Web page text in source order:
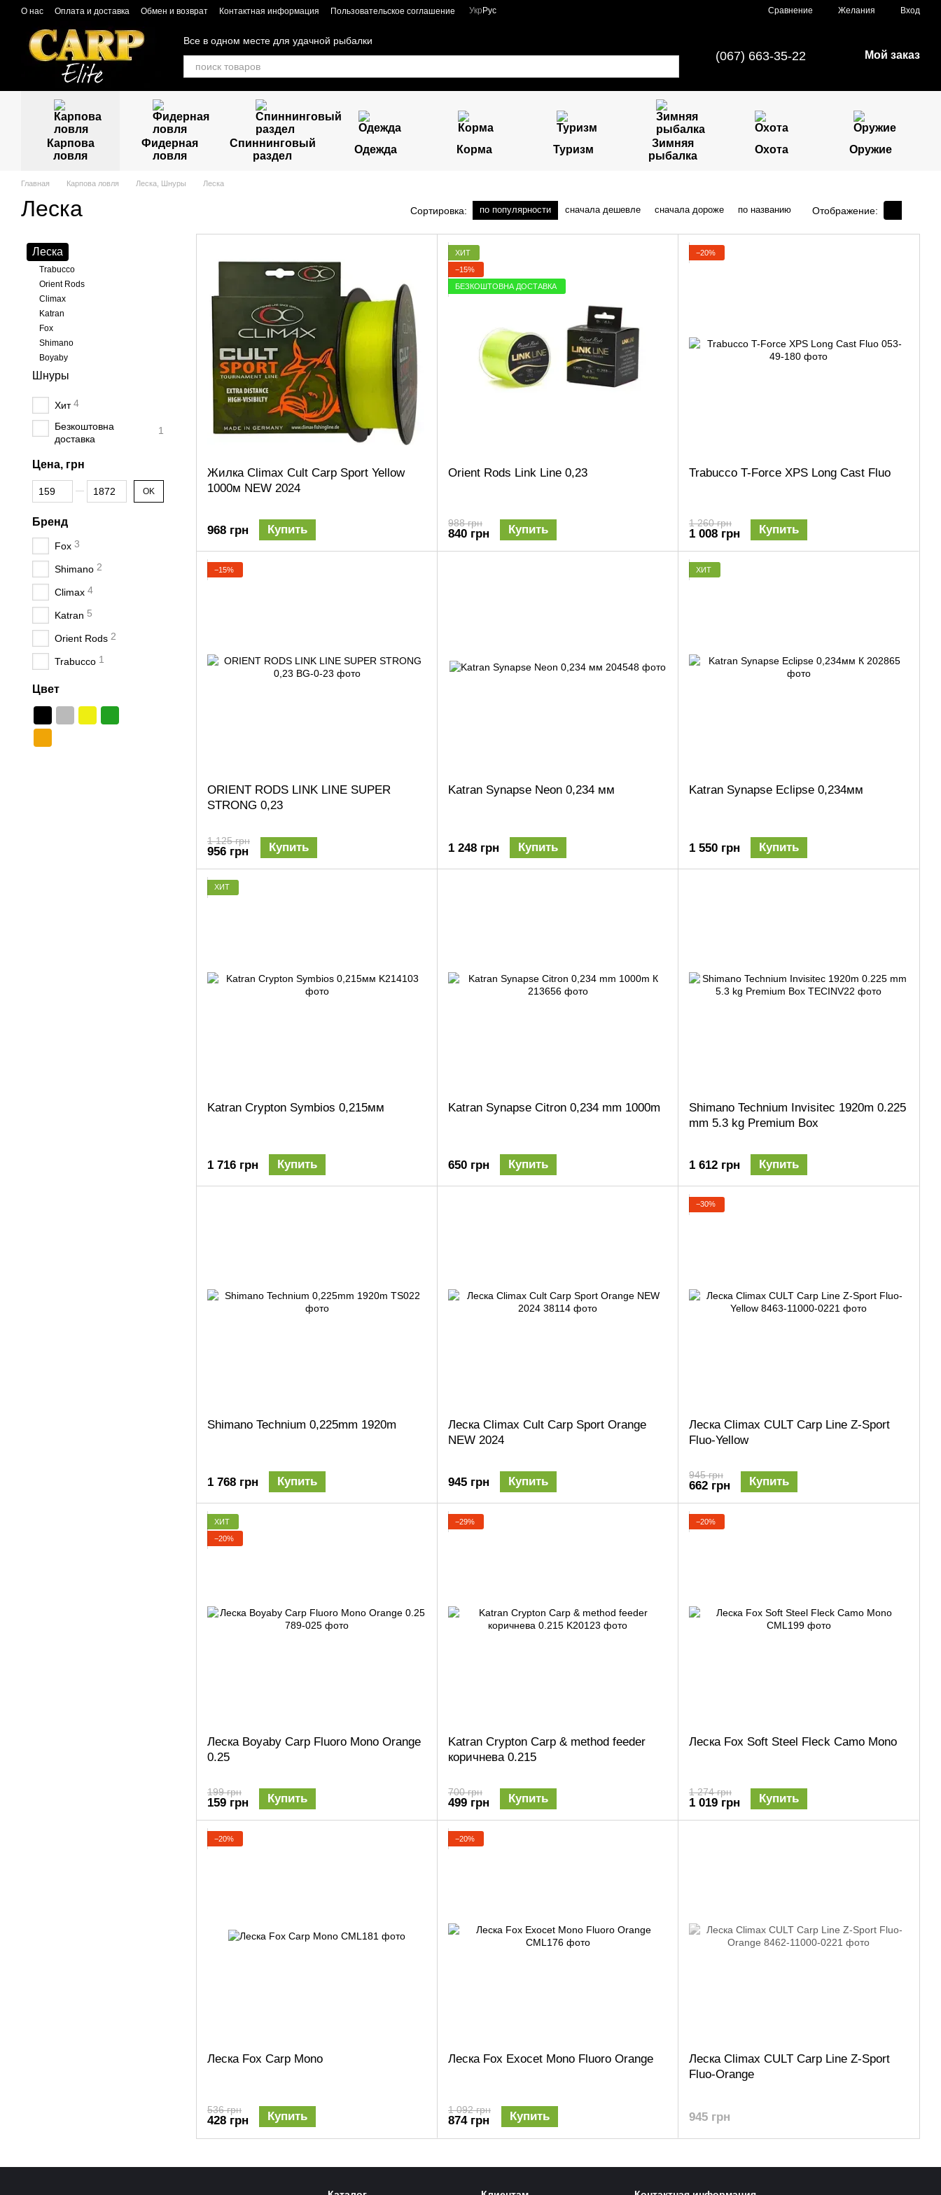
Перейти к основному контенту
О нас Оплата и доставка Обмен и возврат Контактная информация Пользовательское соглашение Укр Рус Сравнение Желания Вход
Все в одном месте для удачной рыбалки
(067) 663-35-22 Мой заказ
Карпова
ловля
Фидерная
ловля
Спиннинговый
раздел
Одежда Корма Туризм
Зимняя
рыбалка
Охота Оружие
Главная Карпова ловля Леска, Шнуры Леска
Леска Сортировка: по популярности сначала дешевле сначала дороже по названию Отображение:
Жилка Climax Cult Carp Sport Yellow
1000м NEW 2024
968 грн Купить
ХИТ
−15%
БЕЗКОШТОВНА ДОСТАВКА
Orient Rods Link Line 0,23
988 грн
840 грн Купить
−20%
Trabucco T-Force XPS Long Cast Fluo
1 260 грн
1 008 грн Купить
−15%
ORIENT RODS LINK LINE SUPER
STRONG 0,23
1 125 грн
956 грн Купить
Katran Synapse Neon 0,234 мм
1 248 грн Купить
ХИТ
Katran Synapse Eclipse 0,234мм
1 550 грн Купить
ХИТ
Katran Crypton Symbios 0,215мм
1 716 грн Купить
Katran Synapse Citron 0,234 mm 1000m
650 грн Купить
Shimano Technium Invisitec 1920m 0.225
mm 5.3 kg Premium Box
1 612 грн Купить
Shimano Technium 0,225mm 1920m
1 768 грн Купить
Леска Climax Cult Carp Sport Orange
NEW 2024
945 грн Купить
−30%
Леска Climax CULT Carp Line Z-Sport
Fluo-Yellow
945 грн
662 грн Купить
ХИТ
−20%
Леска Boyaby Carp Fluoro Mono Orange
0.25
199 грн
159 грн Купить
−29%
Katran Crypton Carp & method feeder
коричнева 0.215
700 грн
499 грн Купить
−20%
Леска Fox Soft Steel Fleck Camo Mono
1 274 грн
1 019 грн Купить
−20%
Леска Fox Carp Mono
536 грн
428 грн Купить
−20%
Леска Fox Exocet Mono Fluoro Orange
1 092 грн
874 грн Купить
Леска Climax CULT Carp Line Z-Sport
Fluo-Orange
945 грн
Леска
Trabucco
Orient Rods
Climax
Katran
Fox
Shimano
Boyaby
Шнуры
Хит 4
Безкоштовна
доставка
1
Цена, грн
От Цена, грн
До Цена, грн OK
Бренд
Fox 3
Shimano 2
Climax 4
Katran 5
Orient Rods 2
Trabucco 1
Цвет